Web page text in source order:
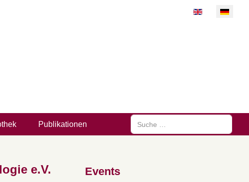
Sprache
Publikationen
Suchen
e.V. Events